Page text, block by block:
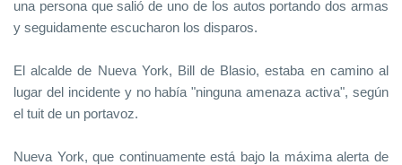
una persona que salió de uno de los autos portando dos armas
y seguidamente escucharon los disparos.
El alcalde de Nueva York, Bill de Blasio, estaba en camino al
lugar del incidente y no había "ninguna amenaza activa", según
el tuit de un portavoz.
Nueva York, que continuamente está bajo la máxima alerta de